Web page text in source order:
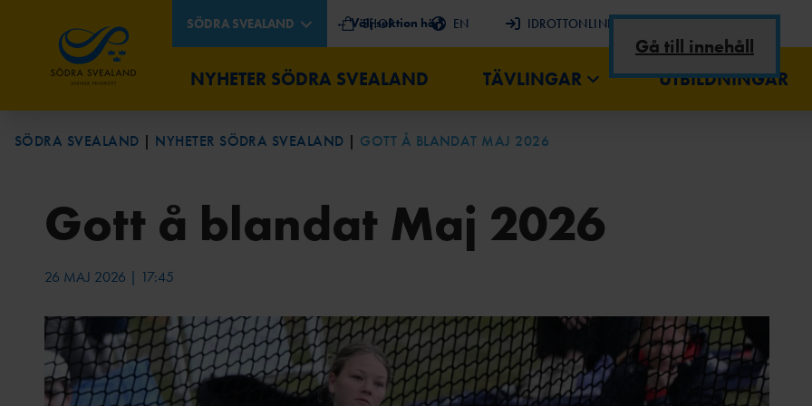
Gå till innehåll
SÖDRA SVEALAND ← Välj sektion här
SHOP EN IDROTTONLINE RSS
NYHETER SÖDRA SVEALAND TÄVLINGAR
REGIONSMÄSTERSKAPEN DISTRIKTSREKORD
UTBILDNINGAR
ÅRSMÖTE
2024
SÖDRA SVEALAND NYHETER SÖDRA SVEALAND GOTT Å BLANDAT MAJ 2026
Gott å blandat Maj 2026
26 MAJ 2026 | 17:45